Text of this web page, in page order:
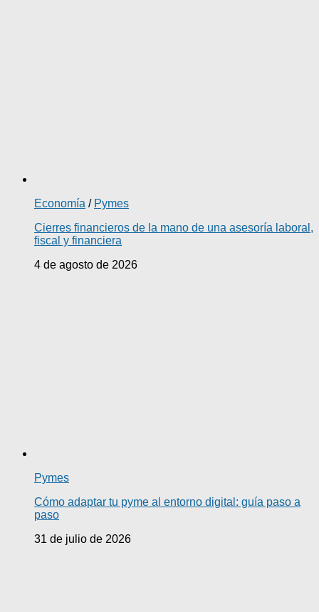
Economía / Pymes
Cierres financieros de la mano de una asesoría laboral,
fiscal y financiera
4 de agosto de 2026
Pymes
Cómo adaptar tu pyme al entorno digital: guía paso a
paso
31 de julio de 2026